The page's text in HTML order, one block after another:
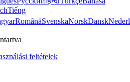
Tiếng
RomânăSvenskaNorskDansk
feltételek